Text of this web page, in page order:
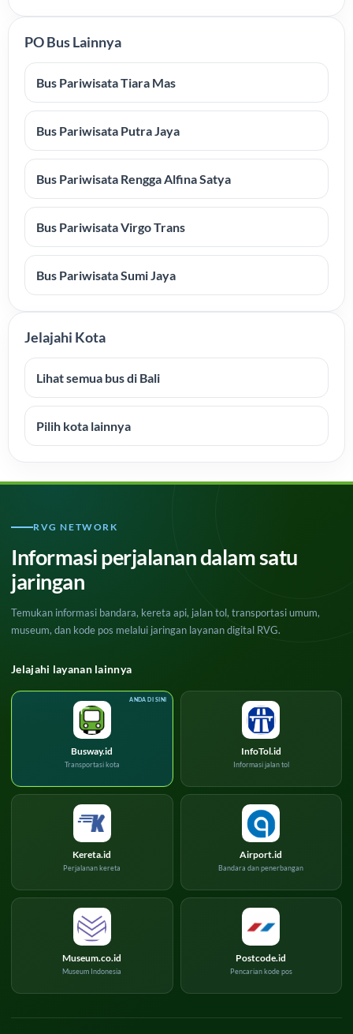
PO Bus Lainnya
Bus Pariwisata Tiara Mas
Bus Pariwisata Putra Jaya
Bus Pariwisata Rengga Alfina Satya
Bus Pariwisata Virgo Trans
Bus Pariwisata Sumi Jaya
Jelajahi Kota
Lihat semua bus di Bali
Pilih kota lainnya
RVG NETWORK
Informasi perjalanan dalam satu
jaringan
Temukan informasi bandara, kereta api, jalan tol, transportasi umum,
museum, dan kode pos melalui jaringan layanan digital RVG.
Jelajahi layanan lainnya
Busway.id
Transportasi kota
InfoTol.id
Informasi jalan tol
Kereta.id
Perjalanan kereta
Airport.id
Bandara dan penerbangan
Museum.co.id
Museum Indonesia
Postcode.id
Pencarian kode pos